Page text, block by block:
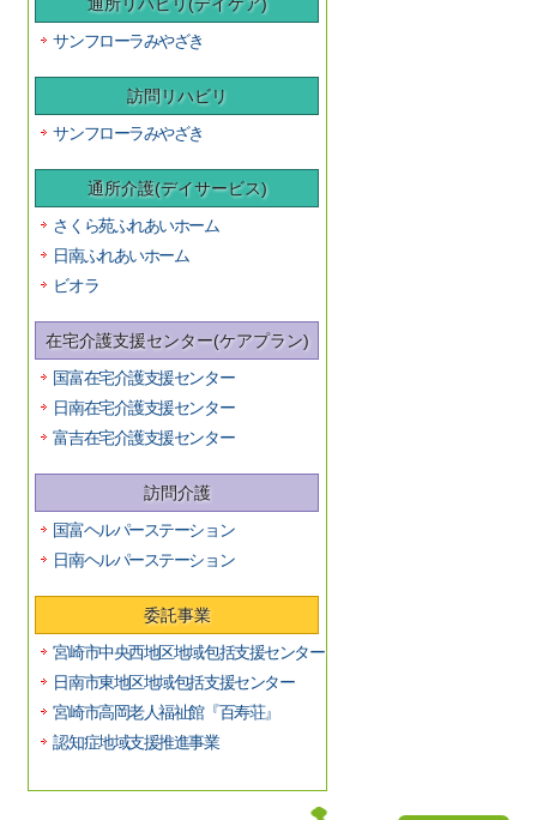
通所リハビリ(デイケア)
サンフローラみやざき
訪問リハビリ
サンフローラみやざき
通所介護(デイサービス)
さくら苑ふれあいホーム
日南ふれあいホーム
ビオラ
在宅介護支援センター(ケアプラン)
国富在宅介護支援センター
日南在宅介護支援センター
富吉在宅介護支援センター
訪問介護
国富ヘルパーステーション
日南ヘルパーステーション
委託事業
宮崎市中央西地区地域包括支援センター
日南市東地区地域包括支援センター
宮崎市高岡老人福祉館『百寿荘』
認知症地域支援推進事業